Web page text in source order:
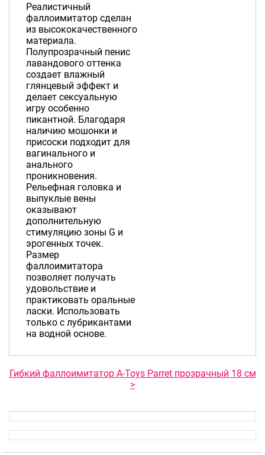
Реалистичный
фаллоимитатор сделан
из высококачественного
материала.
Полупрозрачный пенис
лавандового оттенка
создает влажный
глянцевый эффект и
делает сексуальную
игру особенно
пикантной. Благодаря
наличию мошонки и
присоски подходит для
вагинального и
анального
проникновения.
Рельефная головка и
выпуклые вены
оказывают
дополнительную
стимуляцию зоны G и
эрогенных точек.
Размер
фаллоимитатора
позволяет получать
удовольствие и
практиковать оральные
ласки. Использовать
только с лубрикантами
на водной основе.
Гибкий фаллоимитатор A-Toys Parret прозрачный 18 см
>